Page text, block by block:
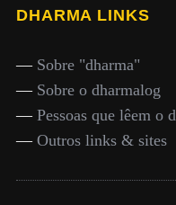
DHARMA LINKS
— Sobre "dharma"
— Sobre o dharmalog
— Pessoas que lêem o
— Outros links & sites